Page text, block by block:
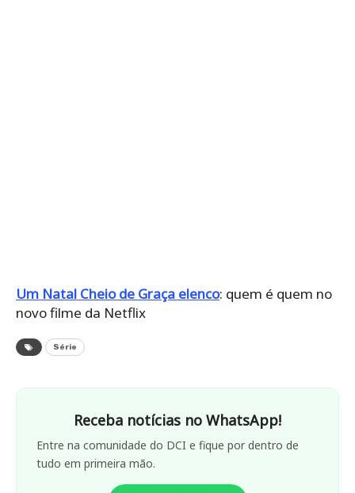
Um Natal Cheio de Graça elenco: quem é quem no
novo filme da Netflix
Série
Receba notícias no WhatsApp!
Entre na comunidade do DCI e fique por dentro de
tudo em primeira mão.